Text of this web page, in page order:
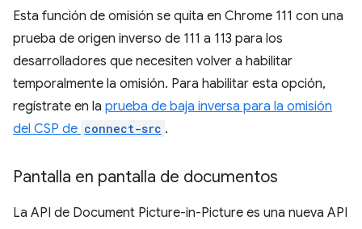
Esta función de omisión se quita en Chrome 111 con una
prueba de origen inverso de 111 a 113 para los
desarrolladores que necesiten volver a habilitar
temporalmente la omisión. Para habilitar esta opción,
regístrate en la prueba de baja inversa para la omisión
del CSP de connect-src .
Pantalla en pantalla de documentos
La API de Document Picture-in-Picture es una nueva API